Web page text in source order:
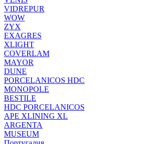
VIDREPUR
WOW
ZYX
EXAGRES
XLIGHT
COVERLAM
MAYOR
DUNE
PORCELANICOS HDC
MONOPOLE
BESTILE
HDC PORCELANICOS
APE XLINING XL
ARGENTA
MUSEUM